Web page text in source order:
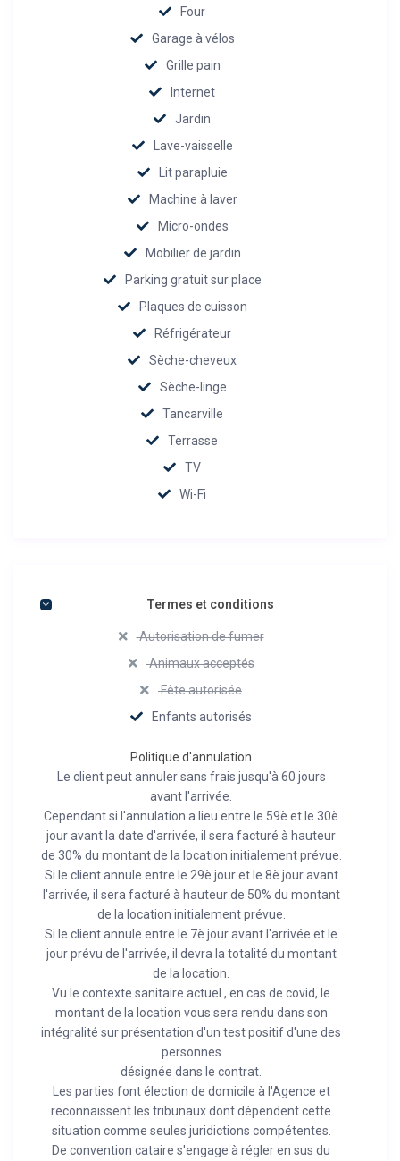
Four
Garage à vélos
Grille pain
Internet
Jardin
Lave-vaisselle
Lit parapluie
Machine à laver
Micro-ondes
Mobilier de jardin
Parking gratuit sur place
Plaques de cuisson
Réfrigérateur
Sèche-cheveux
Sèche-linge
Tancarville
Terrasse
TV
Wi-Fi
Termes et conditions
Autorisation de fumer
Animaux acceptés
Fête autorisée
Enfants autorisés
Politique d'annulation
Le client peut annuler sans frais jusqu'à 60 jours
avant l'arrivée.
Cependant si l'annulation a lieu entre le 59è et le 30è
jour avant la date d'arrivée, il sera facturé à hauteur
de 30% du montant de la location initialement prévue.
Si le client annule entre le 29è jour et le 8è jour avant
l'arrivée, il sera facturé à hauteur de 50% du montant
de la location initialement prévue.
Si le client annule entre le 7è jour avant l'arrivée et le
jour prévu de l'arrivée, il devra la totalité du montant
de la location.
Vu le contexte sanitaire actuel , en cas de covid, le
montant de la location vous sera rendu dans son
intégralité sur présentation d'un test positif d'une des
personnes
désignée dans le contrat.
Les parties font élection de domicile à l'Agence et
reconnaissent les tribunaux dont dépendent cette
situation comme seules juridictions compétentes.
De convention cataire s'engage à régler en sus du